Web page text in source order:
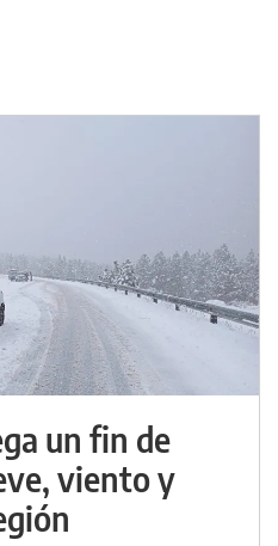
un fin de
viento y